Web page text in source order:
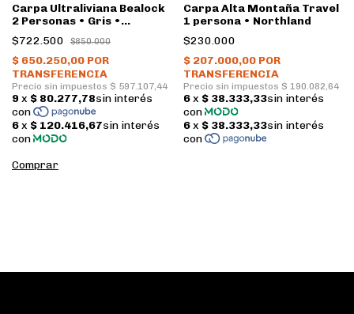
Carpa Ultraliviana Bealock
2 Personas • Gris •
Naturehike
$722.500 $850.000
Carpa Alta Montaña Travel
1 persona • Northland
$230.000